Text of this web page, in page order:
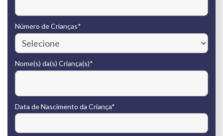
Número de Crianças*
Nome(s) da(s) Criança(s)*
Data de Nascimento da Criança*